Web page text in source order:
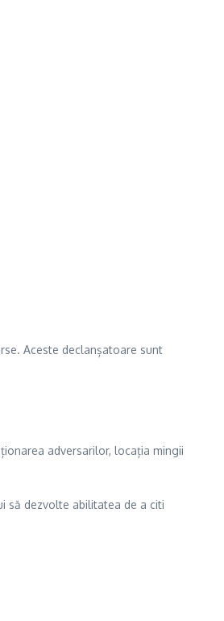
Aceste declanșatoare sunt
adversarilor, locația mingii
să dezvolte abilitatea de a citi